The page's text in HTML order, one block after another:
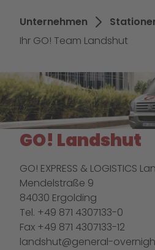
Unternehmen
Ihr GO! Team Landshut
GO! Landshut
GO! EXPRESS & LOGISTICS
Mendelstraße 9
84030 Ergolding
Tel. +49 871 4307133-0
Fax +49 871 4307133-12
landshut@general-